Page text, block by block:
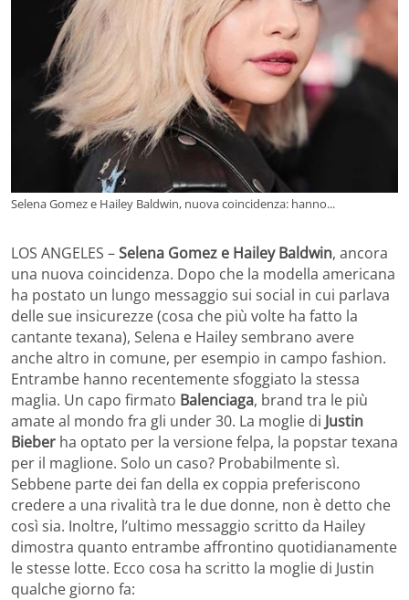
Selena Gomez e Hailey Baldwin, nuova coincidenza: hanno...
LOS ANGELES –Selena Gomez e Hailey Baldwin, ancora
una nuova coincidenza. Dopo che la modella americana
ha postato un lungo messaggio sui social in cui parlava
delle sue insicurezze (cosa che più volte ha fatto la
cantante texana), Selena e Hailey sembrano avere
anche altro in comune, per esempio in campo fashion.
Entrambe hanno recentemente sfoggiato la stessa
maglia. Un capo firmato Balenciaga, brand tra le più
amate al mondo fra gli under 30. La moglie di Justin
Bieber ha optato per la versione felpa, la popstar texana
per il maglione. Solo un caso? Probabilmente sì.
Sebbene parte dei fan della ex coppia preferiscono
credere a una rivalità tra le due donne, non è detto che
così sia. Inoltre, l’ultimo messaggio scritto da Hailey
dimostra quanto entrambe affrontino quotidianamente
le stesse lotte. Ecco cosa ha scritto la moglie di Justin
qualche giorno fa: